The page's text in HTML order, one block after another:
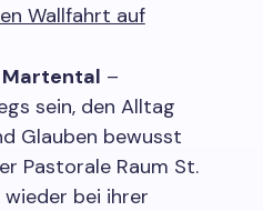
Wallfahrt auf
–
sein, den Alltag
Glauben bewusst
Pastorale Raum St.
bei ihrer